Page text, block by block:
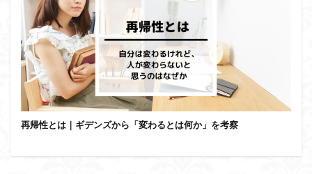
再帰性とは｜ギデンズから「変わるとは何か」を考察